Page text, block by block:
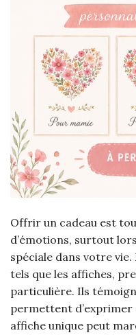
Offrir un cadeau est
d’émotions, surtout
spéciale dans votre
tels que les affiches,
particulière. Ils
permettent
affiche unique peut